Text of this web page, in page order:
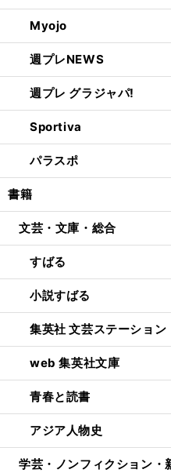
Myojo
週プレNEWS
週プレ グラジャパ!
Sportiva
パラスポ
書籍
文芸・文庫・総合
すばる
小説すばる
集英社 文芸ステーション
web 集英社文庫
青春と読書
アジア人物史
学芸・ノンフィクション・